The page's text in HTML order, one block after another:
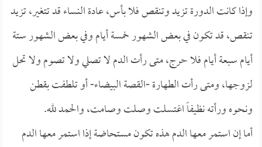
وإذا كانت الدورة تزيد وتنقص فلا بأس، عادة النساء قد تتغير، تزيد
تنقص، قد تكون في بعض الشهور خمسة أيام وفي بعض الشهور ستة
أيام سبعة أيام فلا حرج، متى رأت الدم لا تصلي ولا تصوم ولا تحل
لزوجها، ومتى رأت الطهارة -القصة البيضاء- أو تلطفت بقطن
ونحوه ورأته نظيفاً اغتسلت وصلت وصامت، والحمد لله.
أما إن استمر معها الدم هذه تكون مستحاضة إذا استمر معها الدم